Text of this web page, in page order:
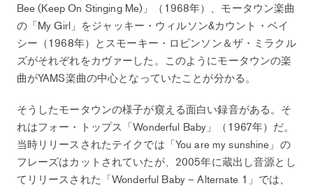
Bee (Keep On Stinging Me)」（1968年）、モータウン楽曲
の「My Girl」をジャッキー・ウィルソン&カウント・ベイ
シー（1968年）とスモーキー・ロビンソン＆ザ・ミラクル
ズがそれぞれをカヴァーした。このようにモータウンの楽
曲がYAMS楽曲の中心となっていたことが分かる。
そうしたモータウンの様子が窺える面白い録音がある。そ
れはフォー・トップス「Wonderful Baby」（1967年）だ。
当時リリースされたテイクでは「You are my sunshine」の
フレーズはカットされていたが、2005年に蔵出し音源とし
てリリースされた「Wonderful Baby – Alternate 1」では、